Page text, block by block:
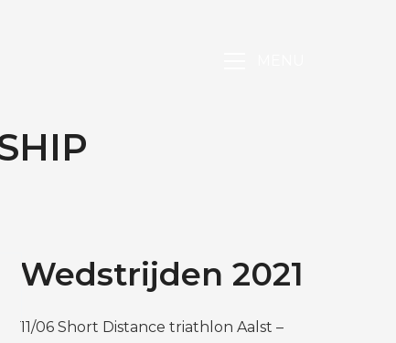
Wedstrijden 2021
11/06 Short Distance triathlon Aalst –